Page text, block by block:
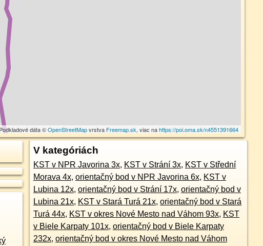
Podkladové dáta ©OpenStreetMapvrstva Freemap.sk, viac nahttps://poi.oma.sk/n4551391664
V kategóriách
KST v NPR Javorina 3x, KST v Strání 3x, KST v Střední
Morava 4x, orientačný bod v NPR Javorina 6x, KST v
Lubina 12x, orientačný bod v Strání 17x, orientačný bod v
Lubina 21x, KST v Stará Turá 21x, orientačný bod v Stará
Turá 44x, KST v okres Nové Mesto nad Váhom 93x, KST
v Biele Karpaty 101x, orientačný bod v Biele Karpaty
232x, orientačný bod v okres Nové Mesto nad Váhom